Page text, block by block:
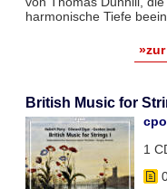
harmonische Tiefe
British Music for
1